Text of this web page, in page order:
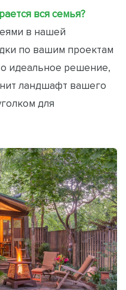
вся семья?
в нашей
по вашим проектам
идеальное решение,
ландшафт вашего
для